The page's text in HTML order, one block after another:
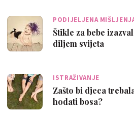
PODIJELJENA
Štikle za bebe
diljem svijeta
ISTRAŽIVANJE
Zašto bi djeca
hodati bosa?